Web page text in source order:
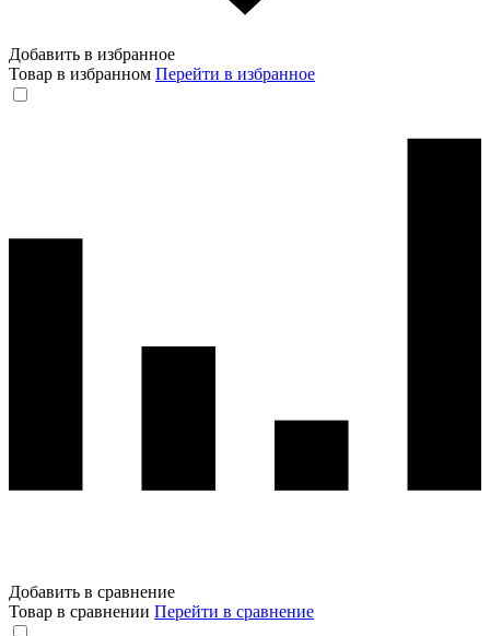
Добавить в избранное
Товар в избранном Перейти в избранное
Добавить в сравнение
Товар в сравнении Перейти в сравнение